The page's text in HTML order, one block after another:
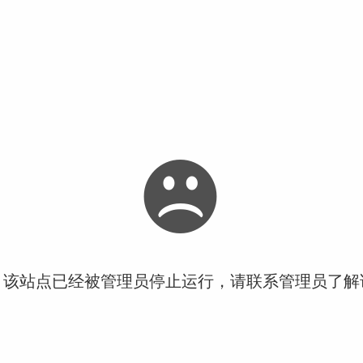
站点已经被管理员停止运行，请联系管理员了